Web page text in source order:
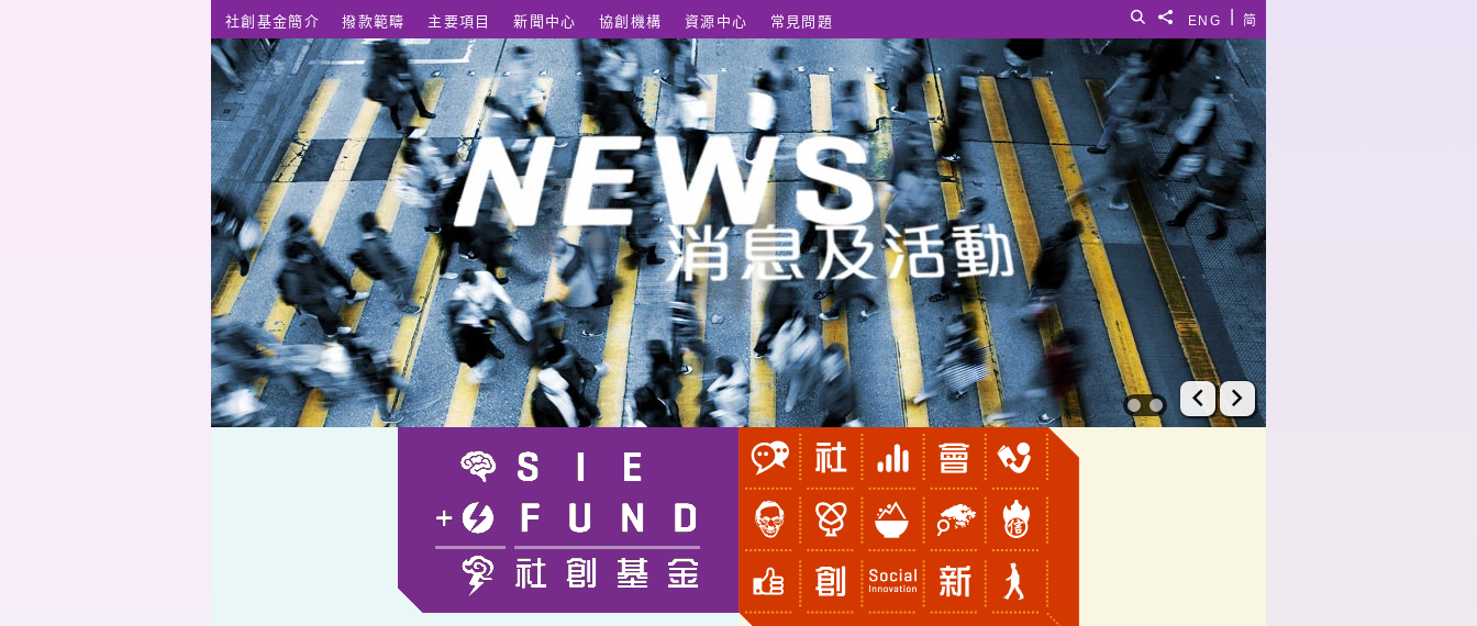
简
ENG
分享給
搜尋
社創基金簡介 撥款範疇 主要項目 新聞中心 協創機構 資源中心 常見問題
上一張幻燈片
下一張幻燈片